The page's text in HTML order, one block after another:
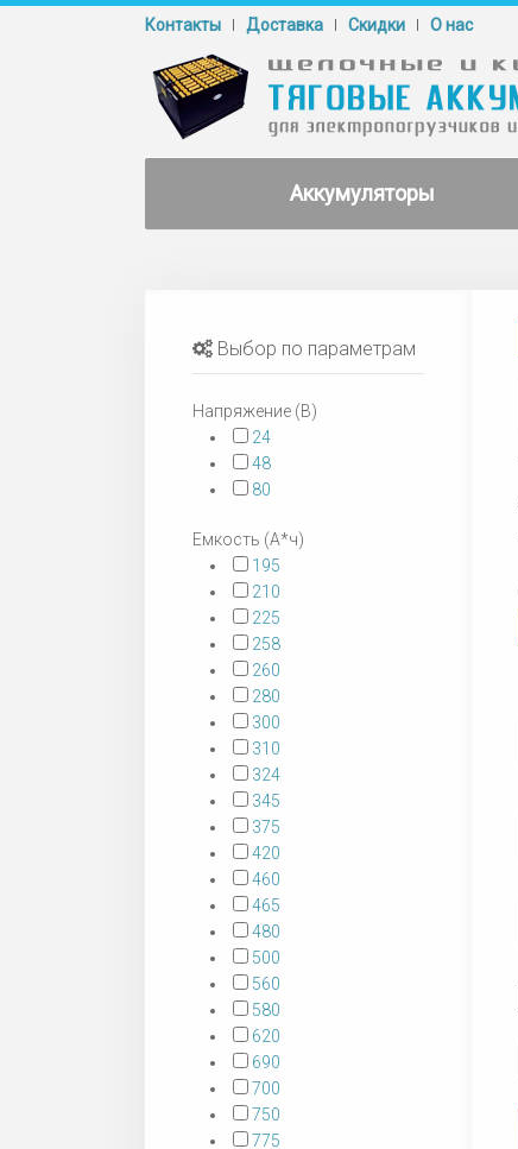
Контакты Доставка Cкидки О нас
Аккумуляторы
Выбор по параметрам
Напряжение (В)
24
48
80
Емкость (А*ч)
195
210
225
258
260
280
300
310
324
345
375
420
460
465
480
500
560
580
620
690
700
750
775